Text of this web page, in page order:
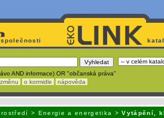
AND informace) OR "občanská práva"
o kormidle nápověda
> Energie a energetika >Vytápění,